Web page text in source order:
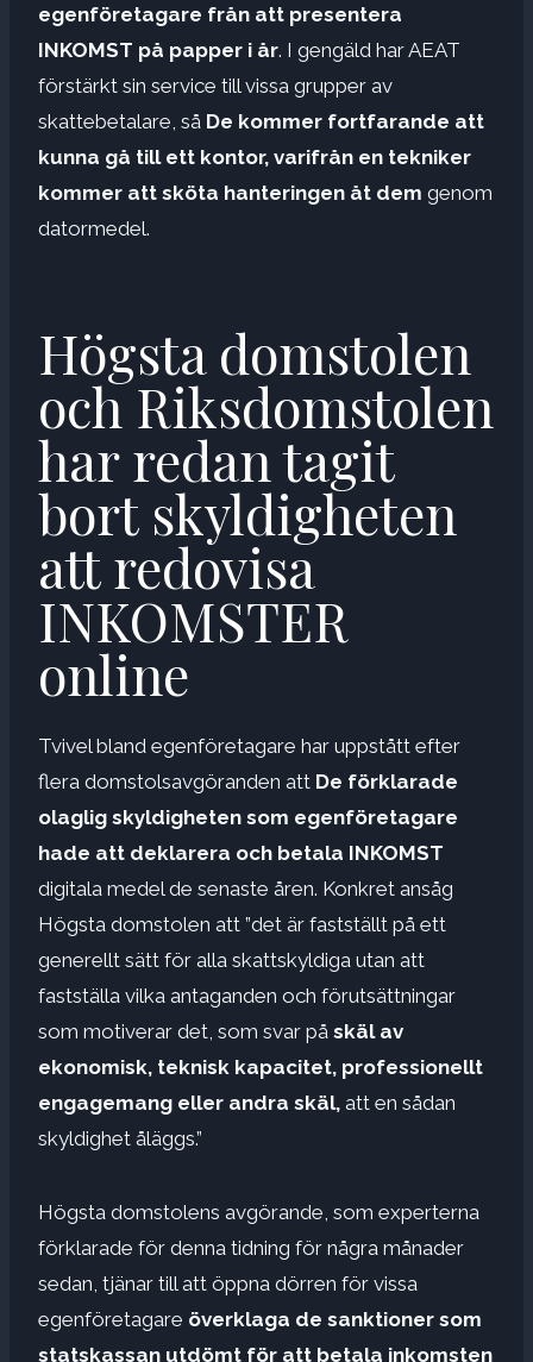
egenföretagare från att presentera
INKOMST på papper i år. I gengäld har AEAT
förstärkt sin service till vissa grupper av
skattebetalare, så De kommer fortfarande att
kunna gå till ett kontor, varifrån en tekniker
kommer att sköta hanteringen åt dem genom
datormedel.
Högsta domstolen
och Riksdomstolen
har redan tagit
bort skyldigheten
att redovisa
INKOMSTER
online
Tvivel bland egenföretagare har uppstått efter
flera domstolsavgöranden att De förklarade
olaglig skyldigheten som egenföretagare
hade att deklarera och betala INKOMST
digitala medel de senaste åren. Konkret ansåg
Högsta domstolen att ”det är fastställt på ett
generellt sätt för alla skattskyldiga utan att
fastställa vilka antaganden och förutsättningar
som motiverar det, som svar på skäl av
ekonomisk, teknisk kapacitet, professionellt
engagemang eller andra skäl, att en sådan
skyldighet åläggs.”
Högsta domstolens avgörande, som experterna
förklarade för denna tidning för några månader
sedan, tjänar till att öppna dörren för vissa
egenföretagare överklaga de sanktioner som
statskassan utdömt för att betala inkomsten